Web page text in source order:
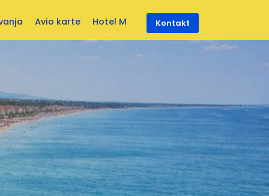
Kontakt
Avio karte Hotel M